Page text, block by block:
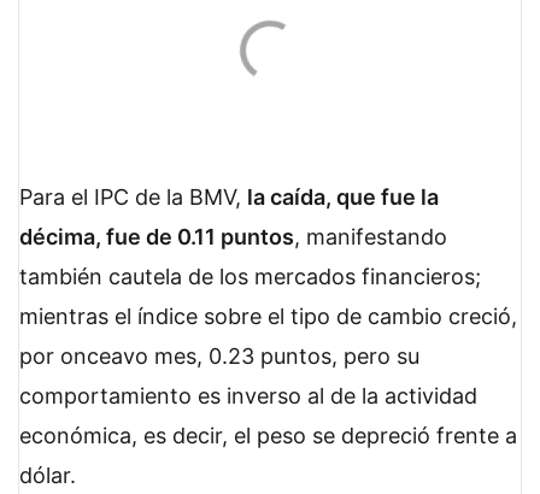
Para el IPC de la BMV, la caída, que fue la
décima, fue de 0.11 puntos, manifestando
también cautela de los mercados financieros;
mientras el índice sobre el tipo de cambio creció,
por onceavo mes, 0.23 puntos, pero su
comportamiento es inverso al de la actividad
económica, es decir, el peso se depreció frente a
dólar.